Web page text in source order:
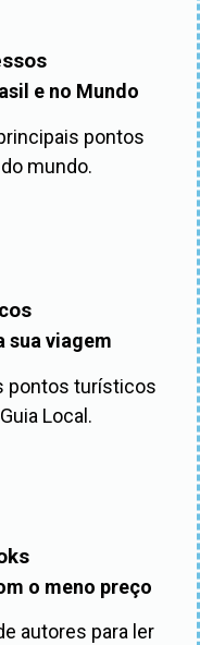
e no Mundo
pontos
mundo.
sua viagem
pontos turísticos
Local.
o meno preço
autores para ler